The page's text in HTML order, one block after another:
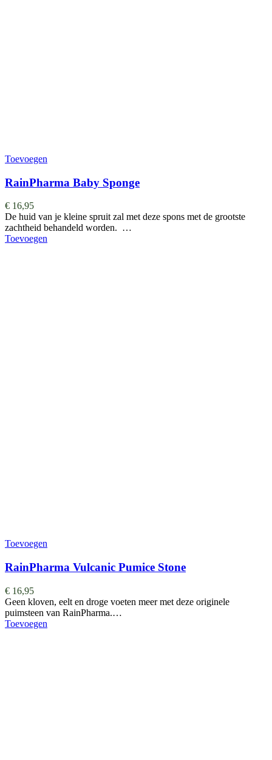
Toevoegen
RainPharma Baby Sponge
€ 16,95
De huid van je kleine spruit zal met deze spons met de grootste
zachtheid behandeld worden. …
Toevoegen
Toevoegen
RainPharma Vulcanic Pumice Stone
€ 16,95
Geen kloven, eelt en droge voeten meer met deze originele
puimsteen van RainPharma.…
Toevoegen